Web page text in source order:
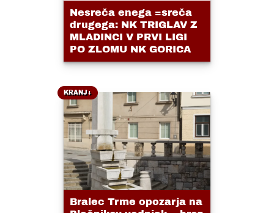
Nesreča enega =sreča
drugega: NK TRIGLAV Z
MLADINCI V PRVI LIGI
PO ZLOMU NK GORICA
KRANJ+
Bralec Trme opozarja na